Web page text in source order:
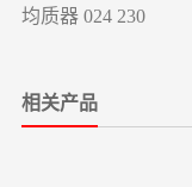
均质器 024 230
相关产品